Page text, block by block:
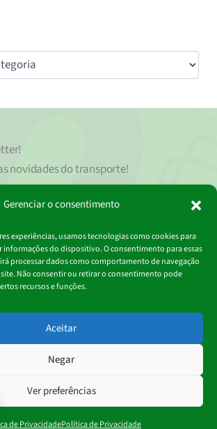
Gerenciar o consentimento
experiências, usamos tecnologias como cookies para
informações do dispositivo. O consentimento para essas
processar dados como comportamento de navegação
site. Não consentir ou retirar o consentimento pode
recursos e funções.
Aceitar
Negar
Ver preferências
de PrivacidadePolítica de Privacidade
novidades do transporte!
Assinar
© 2018 - 2026
Notícias do Transporte